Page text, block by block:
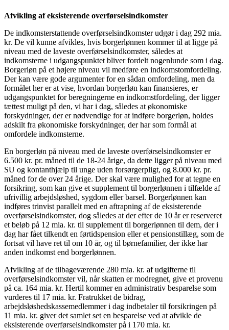
Afvikling af eksisterende overførselsindkomster
De indkomsterstattende overførselsindkomster udgør i dag 292 mia.
kr. De vil kunne afvikles, hvis borgerlønnen kommer til at ligge på
niveau med de laveste overførselsindkomster, således at
indkomsterne i udgangspunktet bliver fordelt nogenlunde som i dag.
Borgerløn på et højere niveau vil medføre en indkomstomfordeling.
Der kan være gode argumenter for en sådan omfordeling, men da
formålet her er at vise, hvordan borgerløn kan finansieres, er
udgangspunktet for beregningerne en indkomstfordeling, der ligger
tættest muligt på den, vi har i dag, således at økonomiske
forskydninger, der er nødvendige for at indføre borgerløn, holdes
adskilt fra økonomiske forskydninger, der har som formål at
omfordele indkomsterne.
En borgerløn på niveau med de laveste overførselsindkomster er
6.500 kr. pr. måned til de 18-24 årige, da dette ligger på niveau med
SU og kontanthjælp til unge uden forsørgerpligt, og 8.000 kr. pr.
måned for de over 24 årige. Der skal være mulighed for at tegne en
forsikring, som kan give et supplement til borgerlønnen i tilfælde af
ufrivillig arbejdsløshed, sygdom eller barsel. Borgerlønnen kan
indføres trinvist parallelt med en aftrapning af de eksisterende
overførselsindkomster, dog således at der efter de 10 år er reserveret
et beløb på 12 mia. kr. til supplement til borgerlønnen til dem, der i
dag har fået tilkendt en førtidspension eller et pensionstillæg, som de
fortsat vil have ret til om 10 år, og til børnefamilier, der ikke har
anden indkomst end borgerlønnen.
Afvikling af de tilbageværende 280 mia. kr. af udgifterne til
overførselsindkomster vil, når skatten er modregnet, give et provenu
på ca. 164 mia. kr. Hertil kommer en administrativ besparelse som
vurderes til 17 mia. kr. Fratrukket de bidrag,
arbejdsløshedskassemedlemmer i dag indbetaler til forsikringen på
11 mia. kr. giver det samlet set en besparelse ved at afvikle de
eksisterende overførselsindkomster på i 170 mia. kr.